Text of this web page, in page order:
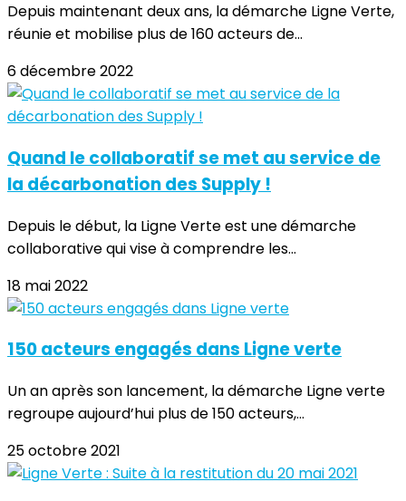
Depuis maintenant deux ans, la démarche Ligne Verte,
réunie et mobilise plus de 160 acteurs de...
6 décembre 2022
Quand le collaboratif se met au service de
la décarbonation des Supply !
Depuis le début, la Ligne Verte est une démarche
collaborative qui vise à comprendre les...
18 mai 2022
150 acteurs engagés dans Ligne verte
Un an après son lancement, la démarche Ligne verte
regroupe aujourd’hui plus de 150 acteurs,...
25 octobre 2021